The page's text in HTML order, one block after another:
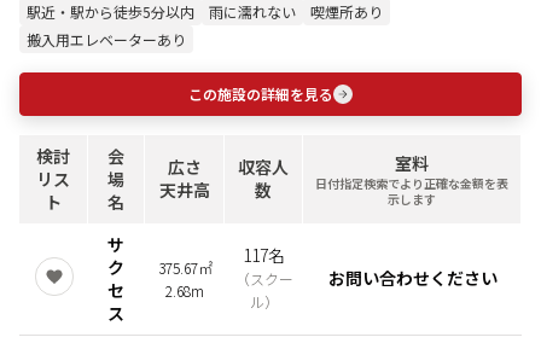
駅近・駅から徒歩5分以内
雨に濡れない
喫煙所あり
搬入用エレベーターあり
この施設の詳細を見る
検討
リス
ト
会
場
名
広さ
天井高
収容人
数
室料
日付指定検索でより正確な金額を表
示します
サ
ク
セ
ス
375.67㎡
2.68m
117名
（スクー
ル）
お問い合わせください